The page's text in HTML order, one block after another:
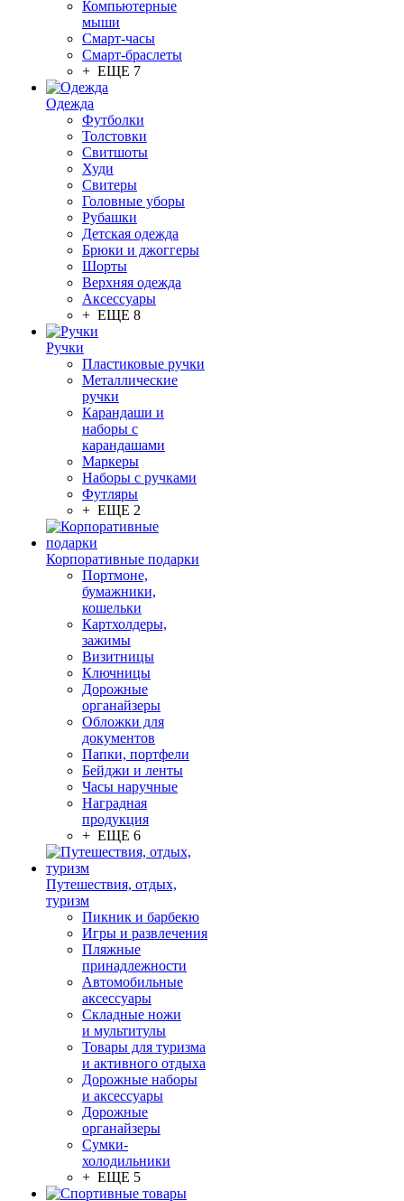
Компьютерные
мыши
Смарт-часы
Смарт-браслеты
+ ЕЩЕ 7
Одежда
Футболки
Толстовки
Свитшоты
Худи
Свитеры
Головные уборы
Рубашки
Детская одежда
Брюки и джоггеры
Шорты
Верхняя одежда
Аксессуары
+ ЕЩЕ 8
Ручки
Пластиковые ручки
Металлические
ручки
Карандаши и
наборы с
карандашами
Маркеры
Наборы с ручками
Футляры
+ ЕЩЕ 2
Корпоративные подарки
Портмоне,
бумажники,
кошельки
Картхолдеры,
зажимы
Визитницы
Ключницы
Дорожные
органайзеры
Обложки для
документов
Папки, портфели
Бейджи и ленты
Часы наручные
Наградная
продукция
+ ЕЩЕ 6
Путешествия, отдых,
туризм
Пикник и барбекю
Игры и развлечения
Пляжные
принадлежности
Автомобильные
аксессуары
Складные ножи
и мультитулы
Товары для туризма
и активного отдыха
Дорожные наборы
и аксессуары
Дорожные
органайзеры
Сумки-
холодильники
+ ЕЩЕ 5